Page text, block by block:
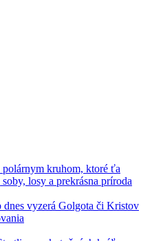
kruhom, ktoré ťa
losy a prekrásna príroda
vyzerá Golgota či Kristov